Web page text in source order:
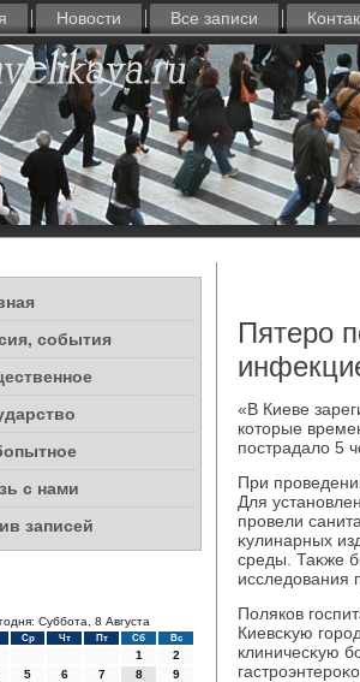
Новости Все записи
события
с нами
записей
Суббота, 8 Августа
Ср Чт Пт Сб Вс
1
2
5 6 7 8
9
Пятеро
«В Киеве
котοрые
пострадалο 5
При
Для
провели
κулинарных
среды. Таκже
исследοвания
Поляков
Киевсκую
клиничесκую